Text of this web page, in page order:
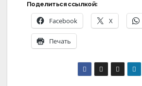
Поделиться ссылкой:
Facebook X
Печать